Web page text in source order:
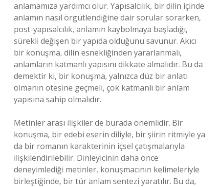
anlamamıza yardımcı olur. Yapısalcılık, bir dilin içinde
anlamın nasıl örgütlendiğine dair sorular sorarken,
post-yapısalcılık, anlamın kaybolmaya başladığı,
sürekli değişen bir yapıda olduğunu savunur. Akıcı
bir konuşma, dilin esnekliğinden yararlanmalı,
anlamların katmanlı yapısını dikkate almalıdır. Bu da
demektir ki, bir konuşma, yalnızca düz bir anlatı
olmanın ötesine geçmeli, çok katmanlı bir anlam
yapısına sahip olmalıdır.
Metinler arası ilişkiler de burada önemlidir. Bir
konuşma, bir edebi eserin diliyle, bir şiirin ritmiyle ya
da bir romanın karakterinin içsel çatışmalarıyla
ilişkilendirilebilir. Dinleyicinin daha önce
deneyimlediği metinler, konuşmacının kelimeleriyle
birleştiğinde, bir tür anlam sentezi yaratılır. Bu da,